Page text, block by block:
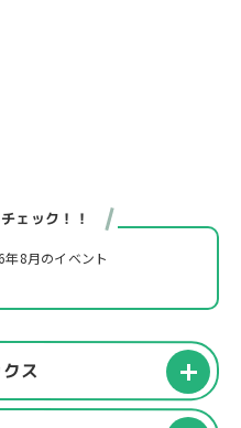
ェック！！
年8月のイベント
ス